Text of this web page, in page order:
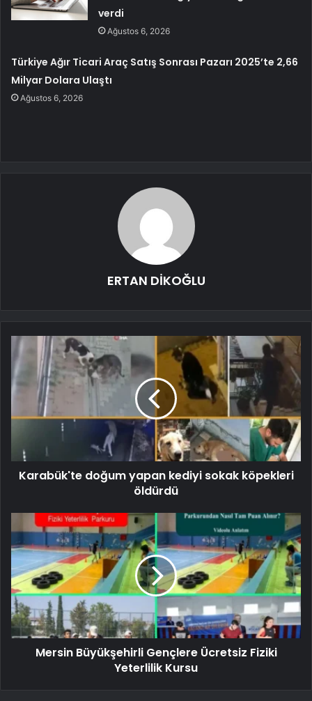
verdi
Ağustos 6, 2026
Türkiye Ağır Ticari Araç Satış Sonrası Pazarı 2025’te 2,66
Milyar Dolara Ulaştı
Ağustos 6, 2026
ERTAN DİKOĞLU
Karabük'te doğum yapan kediyi sokak köpekleri
öldürdü
Mersin Büyükşehirli Gençlere Ücretsiz Fiziki
Yeterlilik Kursu